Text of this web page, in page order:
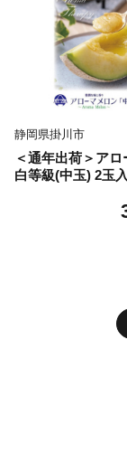
静岡県掛川市
＜通年出荷＞ア
白等級(中玉) 2玉